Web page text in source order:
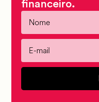
financeiro.